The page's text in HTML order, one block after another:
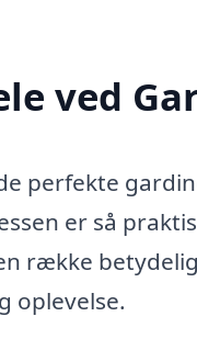
ved
perfekte
er så
række
oplevelse.